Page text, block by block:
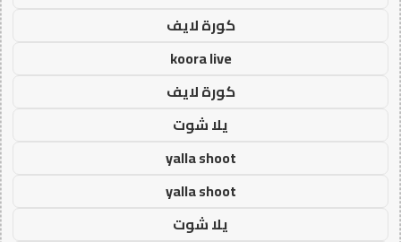
كورة لايف
koora live
كورة لايف
يلا شوت
yalla shoot
yalla shoot
يلا شوت